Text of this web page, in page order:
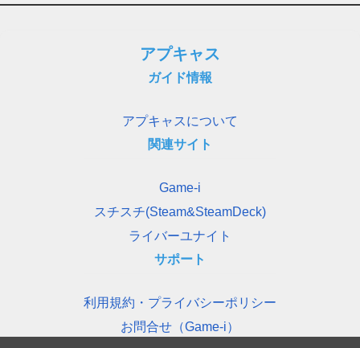
アプキャス
ガイド情報
アプキャスについて
関連サイト
Game-i
スチスチ(Steam&SteamDeck)
ライバーユナイト
サポート
利用規約・プライバシーポリシー
お問合せ（Game-i）